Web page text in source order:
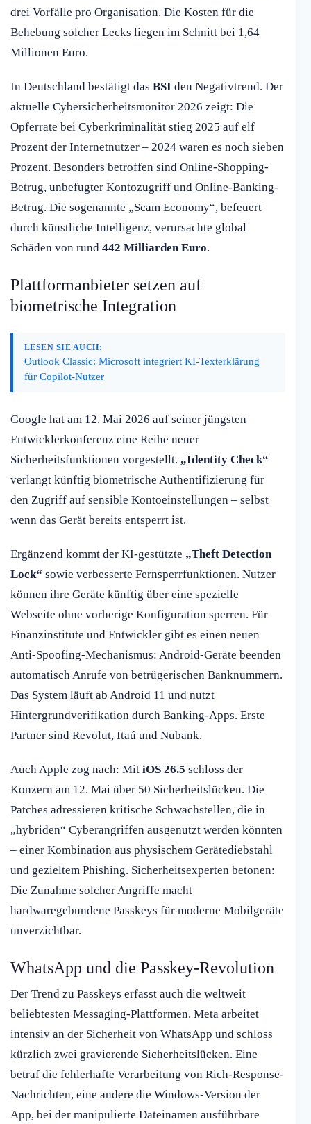
drei Vorfälle pro Organisation. Die Kosten für die
Behebung solcher Lecks liegen im Schnitt bei 1,64
Millionen Euro.
In Deutschland bestätigt das BSI den Negativtrend. Der
aktuelle Cybersicherheitsmonitor 2026 zeigt: Die
Opferrate bei Cyberkriminalität stieg 2025 auf elf
Prozent der Internetnutzer – 2024 waren es noch sieben
Prozent. Besonders betroffen sind Online-Shopping-
Betrug, unbefugter Kontozugriff und Online-Banking-
Betrug. Die sogenannte „Scam Economy“, befeuert
durch künstliche Intelligenz, verursachte global
Schäden von rund 442 Milliarden Euro.
Plattformanbieter setzen auf
biometrische Integration
LESEN SIE AUCH:
Outlook Classic: Microsoft integriert KI-Texterklärung
für Copilot-Nutzer
Google hat am 12. Mai 2026 auf seiner jüngsten
Entwicklerkonferenz eine Reihe neuer
Sicherheitsfunktionen vorgestellt. „Identity Check“
verlangt künftig biometrische Authentifizierung für
den Zugriff auf sensible Kontoeinstellungen – selbst
wenn das Gerät bereits entsperrt ist.
Ergänzend kommt der KI-gestützte „Theft Detection
Lock“ sowie verbesserte Fernsperrfunktionen. Nutzer
können ihre Geräte künftig über eine spezielle
Webseite ohne vorherige Konfiguration sperren. Für
Finanzinstitute und Entwickler gibt es einen neuen
Anti-Spoofing-Mechanismus: Android-Geräte beenden
automatisch Anrufe von betrügerischen Banknummern.
Das System läuft ab Android 11 und nutzt
Hintergrundverifikation durch Banking-Apps. Erste
Partner sind Revolut, Itaú und Nubank.
Auch Apple zog nach: Mit iOS 26.5 schloss der
Konzern am 12. Mai über 50 Sicherheitslücken. Die
Patches adressieren kritische Schwachstellen, die in
„hybriden“ Cyberangriffen ausgenutzt werden könnten
– einer Kombination aus physischem Gerätediebstahl
und gezieltem Phishing. Sicherheitsexperten betonen:
Die Zunahme solcher Angriffe macht
hardwaregebundene Passkeys für moderne Mobilgeräte
unverzichtbar.
WhatsApp und die Passkey-Revolution
Der Trend zu Passkeys erfasst auch die weltweit
beliebtesten Messaging-Plattformen. Meta arbeitet
intensiv an der Sicherheit von WhatsApp und schloss
kürzlich zwei gravierende Sicherheitslücken. Eine
betraf die fehlerhafte Verarbeitung von Rich-Response-
Nachrichten, eine andere die Windows-Version der
App, bei der manipulierte Dateinamen ausführbare